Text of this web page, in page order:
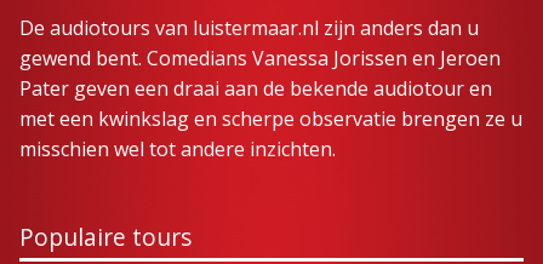
De audiotours van luistermaar.nl zijn anders dan u
gewend bent. Comedians Vanessa Jorissen en Jeroen
Pater geven een draai aan de bekende audiotour en
met een kwinkslag en scherpe observatie brengen ze u
misschien wel tot andere inzichten.
Populaire tours